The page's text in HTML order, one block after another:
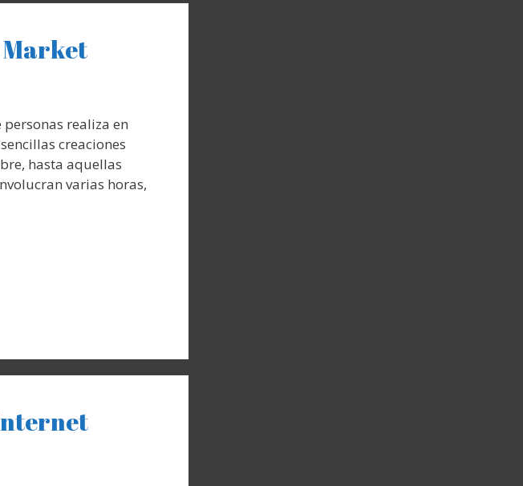
Market
realiza en
creaciones
hasta aquellas
varias horas,